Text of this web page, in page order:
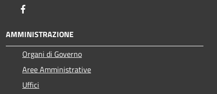
AMMINISTRAZIONE
Organi di Governo
Aree Amministrative
Uffici